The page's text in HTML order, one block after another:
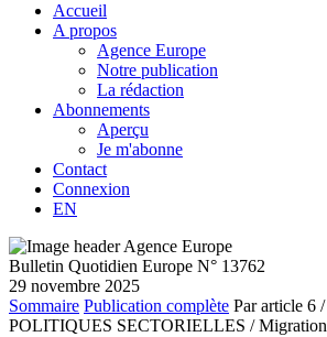
Accueil
A propos
Agence Europe
Notre publication
La rédaction
Abonnements
Aperçu
Je m'abonne
Contact
Connexion
EN
Bulletin Quotidien Europe N° 13762
29 novembre 2025
Sommaire Publication complète Par article 6
POLITIQUES SECTORIELLES / Migration